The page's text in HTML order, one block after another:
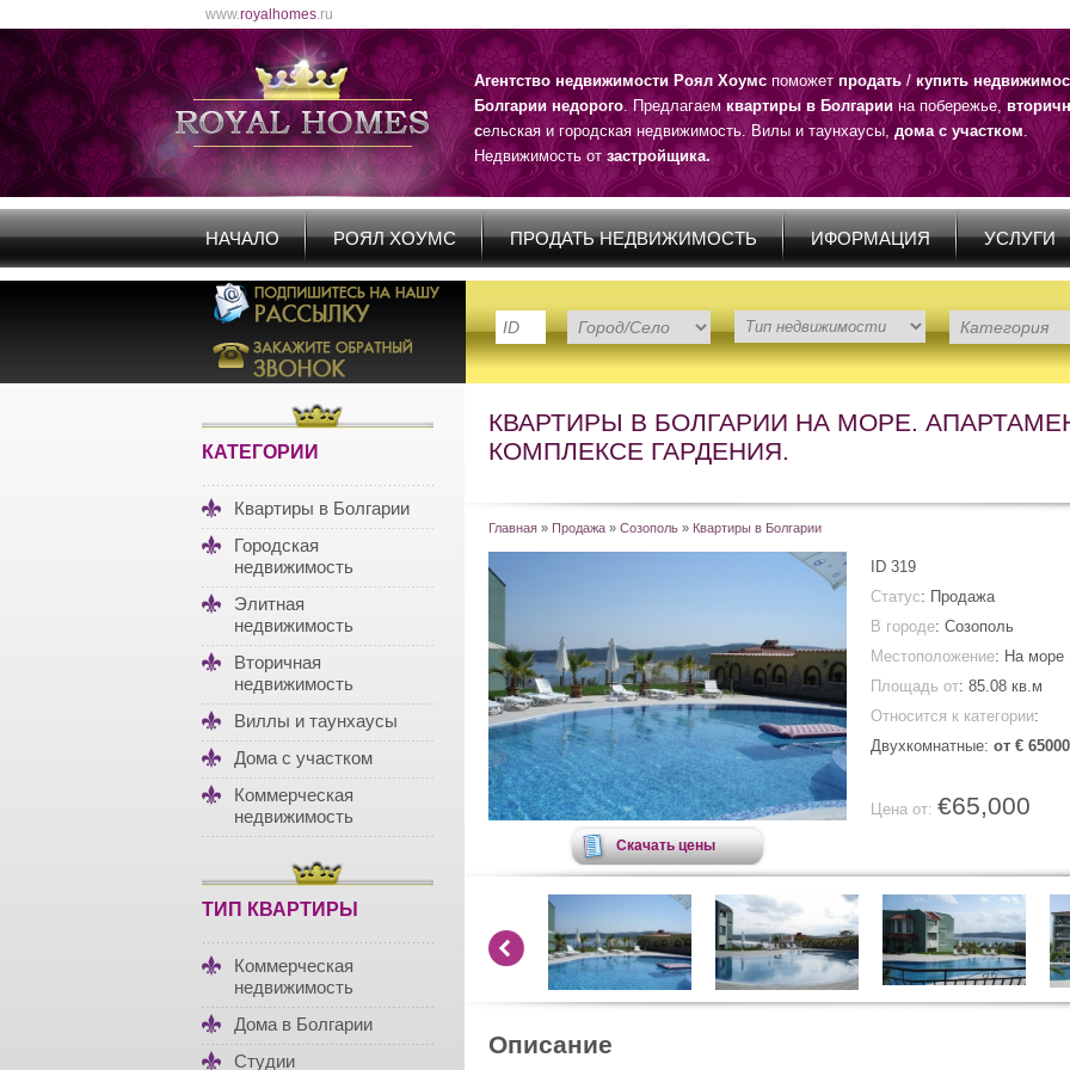
www.royalhomes.ru
Агентство недвижимости Роял Хоумспоможетпродать/купить
Болгарии недорого. Предлагаемквартиры в Болгариина побережье,
сельская и городская недвижимость. Вилы и таунхаусы, дома с участком.
Недвижимость отзастройщика.
НАЧАЛО РОЯЛ ХОУМС ПРОДАТЬ НЕДВИЖИМОСТЬ ИФОРМАЦИЯ УСЛУГИ
КАТЕГОРИИ
Квартиры в Болгарии
Городская
недвижимость
Элитная
недвижимость
Вторичная
недвижимость
Виллы и таунхаусы
Дома с участком
Коммерческая
недвижимость
ТИП КВАРТИРЫ
Коммерческая
недвижимость
Дома в Болгарии
Студии
КВАРТИРЫ В БОЛГАРИИ НА МОРЕ.
КОМПЛЕКСЕ ГАРДЕНИЯ.
Главная » Продажа » Созополь » Квартиры в Болгарии
Скачать цены
ID 319
Статус: Продажа
В городе: Созополь
Местоположение: На море
Площадь от: 85.08 кв.м
Относится к категории:
Двухкомнатные: от €
Цена от: €65,000
Описание